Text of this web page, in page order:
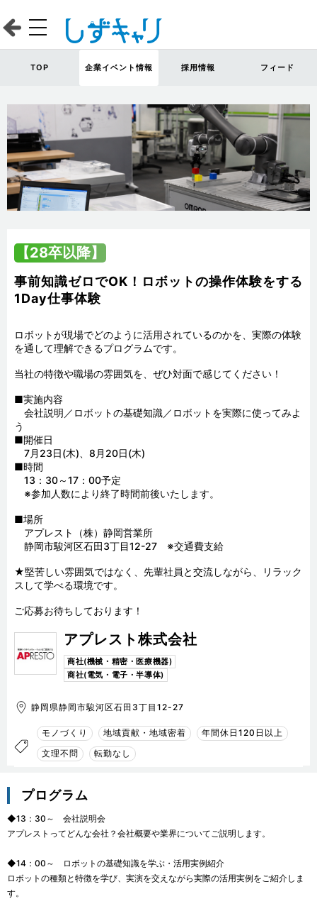
TOP 企業イベント情報 採用情報 フィード
【28卒以降】
事前知識ゼロでOK！ロボットの操作体験をする
1Day仕事体験
ロボットが現場でどのように活用されているのかを、実際の体験
を通して理解できるプログラムです。
当社の特徴や職場の雰囲気を、ぜひ対面で感じてください！
■実施内容
会社説明／ロボットの基礎知識／ロボットを実際に使ってみよ
う
■開催日
7月23日(木)、8月20日(木)
■時間
13：30～17：00予定
※参加人数により終了時間前後いたします。
■場所
アプレスト（株）静岡営業所
静岡市駿河区石田3丁目12-27　※交通費支給
★堅苦しい雰囲気ではなく、先輩社員と交流しながら、リラック
スして学べる環境です。
アプレスト株式会社
商社(機械・精密・医療機器)
商社(電気・電子・半導体)
静岡県静岡市駿河区石田3丁目12-27
モノづくり 地域貢献・地域密着
年間休日120日以上
文理不問
転勤なし
プログラム
◆13：30～　会社説明会
アプレストってどんな会社？会社概要や業界についてご説明します。
◆14：00～　ロボットの基礎知識を学ぶ・活用実例紹介
ロボットの種類と特徴を学び、実演を交えながら実際の活用実例をご紹介しま
す。